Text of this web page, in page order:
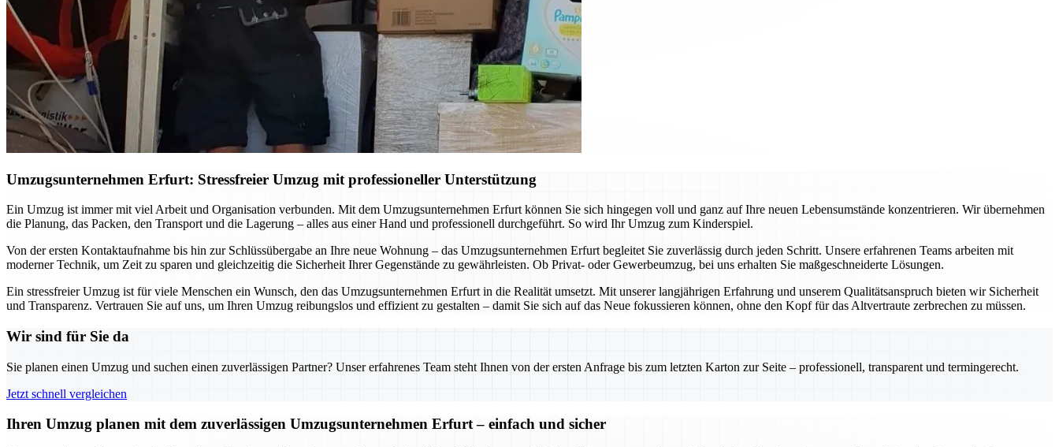
Umzugsunternehmen Erfurt: Stressfreier Umzug mit professioneller Unterstützung
Ein Umzug ist immer mit viel Arbeit und Organisation verbunden. Mit dem Umzugsunternehmen Erfurt können Sie sich hingegen voll und ganz auf Ihre neuen Lebensumstände konzentrieren. Wir übernehmen
die Planung, das Packen, den Transport und die Lagerung – alles aus einer Hand und professionell durchgeführt. So wird Ihr Umzug zum Kinderspiel.
Von der ersten Kontaktaufnahme bis hin zur Schlüssübergabe an Ihre neue Wohnung – das Umzugsunternehmen Erfurt begleitet Sie zuverlässig durch jeden Schritt. Unsere erfahrenen Teams arbeiten mit
moderner Technik, um Zeit zu sparen und gleichzeitig die Sicherheit Ihrer Gegenstände zu gewährleisten. Ob Privat- oder Gewerbeumzug, bei uns erhalten Sie maßgeschneiderte Lösungen.
Ein stressfreier Umzug ist für viele Menschen ein Wunsch, den das Umzugsunternehmen Erfurt in die Realität umsetzt. Mit unserer langjährigen Erfahrung und unserem Qualitätsanspruch bieten wir Sicherheit
und Transparenz. Vertrauen Sie auf uns, um Ihren Umzug reibungslos und effizient zu gestalten – damit Sie sich auf das Neue fokussieren können, ohne den Kopf für das Altvertraute zerbrechen zu müssen.
Wir sind für Sie da
Sie planen einen Umzug und suchen einen zuverlässigen Partner? Unser erfahrenes Team steht Ihnen von der ersten Anfrage bis zum letzten Karton zur Seite – professionell, transparent und termingerecht.
Jetzt schnell vergleichen
Ihren Umzug planen mit dem zuverlässigen Umzugsunternehmen Erfurt – einfach und sicher